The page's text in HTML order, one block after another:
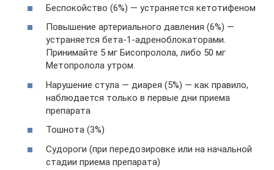
Беспокойство (6%) — устраняется кетотифеном
Повышение артериального давления (6%) —
устраняется бета-1-адреноблокаторами.
Принимайте 5 мг Бисопролола, либо 50 мг
Метопролола утром.
Нарушение стула — диарея (5%) — как правило,
наблюдается только в первые дни приема
препарата
Тошнота (3%)
Судороги (при передозировке или на начальной
стадии приема препарата)